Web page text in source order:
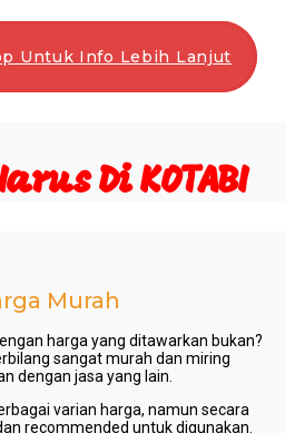
Untuk Info Lebih Lanjut
Di KOTABI
Murah
harga yang ditawarkan bukan?
sangat murah dan miring
dengan jasa yang lain.
varian harga, namun secara
recommended untuk digunakan.